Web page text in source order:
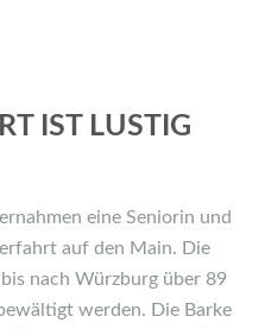
IST LUSTIG
eine Seniorin und
auf den Main. Die
nach Würzburg über 89
werden. Die Barke